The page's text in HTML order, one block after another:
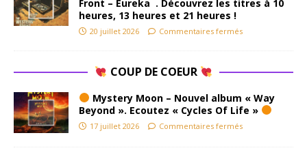
Front – Eureka . Découvrez les titres à 10
heures, 13 heures et 21 heures !
20 juillet 2026 Commentaires fermés
COUP DE COEUR
Mystery Moon – Nouvel album « Way
Beyond ». Ecoutez « Cycles Of Life »
17 juillet 2026 Commentaires fermés